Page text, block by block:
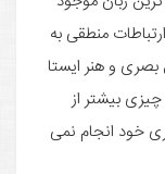
منطقی به
بصری و هنر ایستا
بیشتر از
خود انجام نمی